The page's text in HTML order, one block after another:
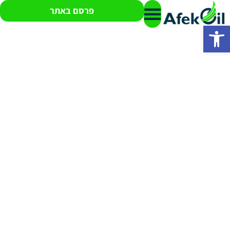
פתח סרגל נגישות
פרסם באתר